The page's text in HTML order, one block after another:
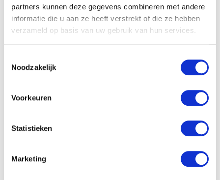
partners kunnen deze gegevens combineren met andere
informatie die u aan ze heeft verstrekt of die ze hebben
verzameld op basis van uw gebruik van hun services.
Noodzakelijk
Voorkeuren
Statistieken
Marketing